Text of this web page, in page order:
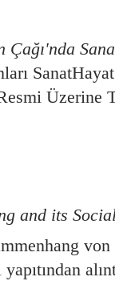
Çağı'nda
Üzerine
and its